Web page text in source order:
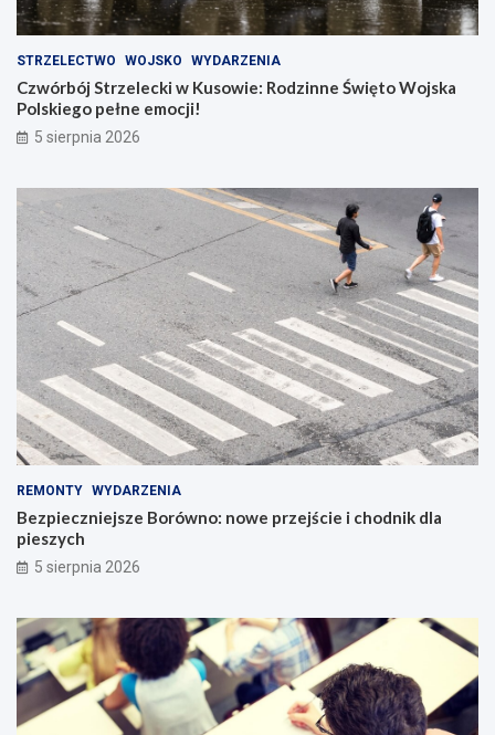
STRZELECTWO WOJSKO WYDARZENIA
Czwórbój Strzelecki w Kusowie: Rodzinne Święto Wojska
Polskiego pełne emocji!
5 sierpnia 2026
REMONTY WYDARZENIA
Bezpieczniejsze Borówno: nowe przejście i chodnik dla
pieszych
5 sierpnia 2026